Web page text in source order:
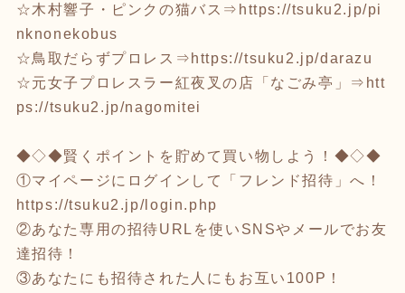
☆木村響子・ピンクの猫バス⇒ https://tsuku2.jp/pi
nknonekobus
☆鳥取だらずプロレス⇒ https://tsuku2.jp/darazu
☆元女子プロレスラー紅夜叉の店「なごみ亭」⇒ htt
ps://tsuku2.jp/nagomitei
◆◇◆賢くポイントを貯めて買い物しよう！◆◇◆
①マイページにログインして「フレンド招待」へ！
https://tsuku2.jp/login.php
②あなた専用の招待URLを使いSNSやメールでお友
達招待！
③あなたにも招待された人にもお互い100P！